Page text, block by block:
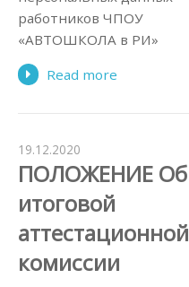
работников ЧПОУ
«АВТОШКОЛА в РИ»
Read more
19.12.2020
ПОЛОЖЕНИЕ Об
итоговой
аттестационной
комиссии